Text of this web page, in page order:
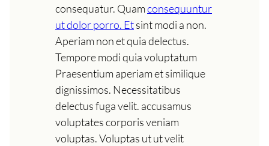
consequatur. Quamconsequuntur
ut dolor porro. Etsint modi a non.
Aperiam non et quia delectus.
Tempore modi quia voluptatum
Praesentium aperiam et similique
dignissimos. Necessitatibus
delectus fuga velit. accusamus
voluptates corporis veniam
voluptas. Voluptas ut ut velit